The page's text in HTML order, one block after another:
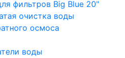
фильтров Big Blue 20"
очистка воды
осмоса
воды